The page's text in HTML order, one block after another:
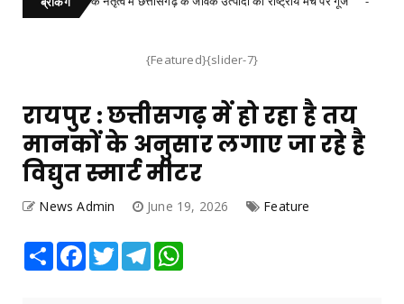
{Featured}{slider-7}
रायपुर : छत्तीसगढ़ में हो रहा है तय
मानकों के अनुसार लगाए जा रहे है
विद्युत स्मार्ट मीटर
News Admin June 19, 2026 Feature
Share Facebook
TwitterTelegram